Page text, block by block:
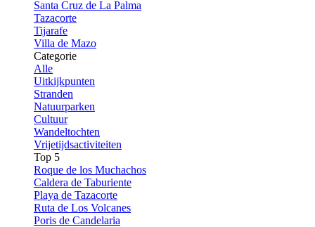
Santa Cruz de La Palma
Tazacorte
Tijarafe
Villa de Mazo
Categorie
Alle
Uitkijkpunten
Stranden
Natuurparken
Cultuur
Wandeltochten
Vrijetijdsactiviteiten
Top 5
Roque de los Muchachos
Caldera de Taburiente
Playa de Tazacorte
Ruta de Los Volcanes
Poris de Candelaria